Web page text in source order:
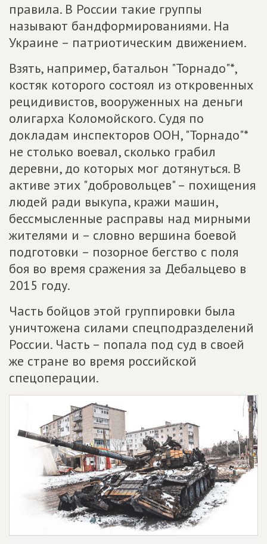
правила. В России такие группы
называют бандформированиями. На
Украине – патриотическим движением.
Взять, например, батальон "Торнадо"*,
костяк которого состоял из откровенных
рецидивистов, вооруженных на деньги
олигарха Коломойского. Судя по
докладам инспекторов ООН, "Торнадо"*
не столько воевал, сколько грабил
деревни, до которых мог дотянуться. В
активе этих "добровольцев" – похищения
людей ради выкупа, кражи машин,
бессмысленные расправы над мирными
жителями и – словно вершина боевой
подготовки – позорное бегство с поля
боя во время сражения за Дебальцево в
2015 году.
Часть бойцов этой группировки была
уничтожена силами спецподразделений
России. Часть – попала под суд в своей
же стране во время российской
спецоперации.